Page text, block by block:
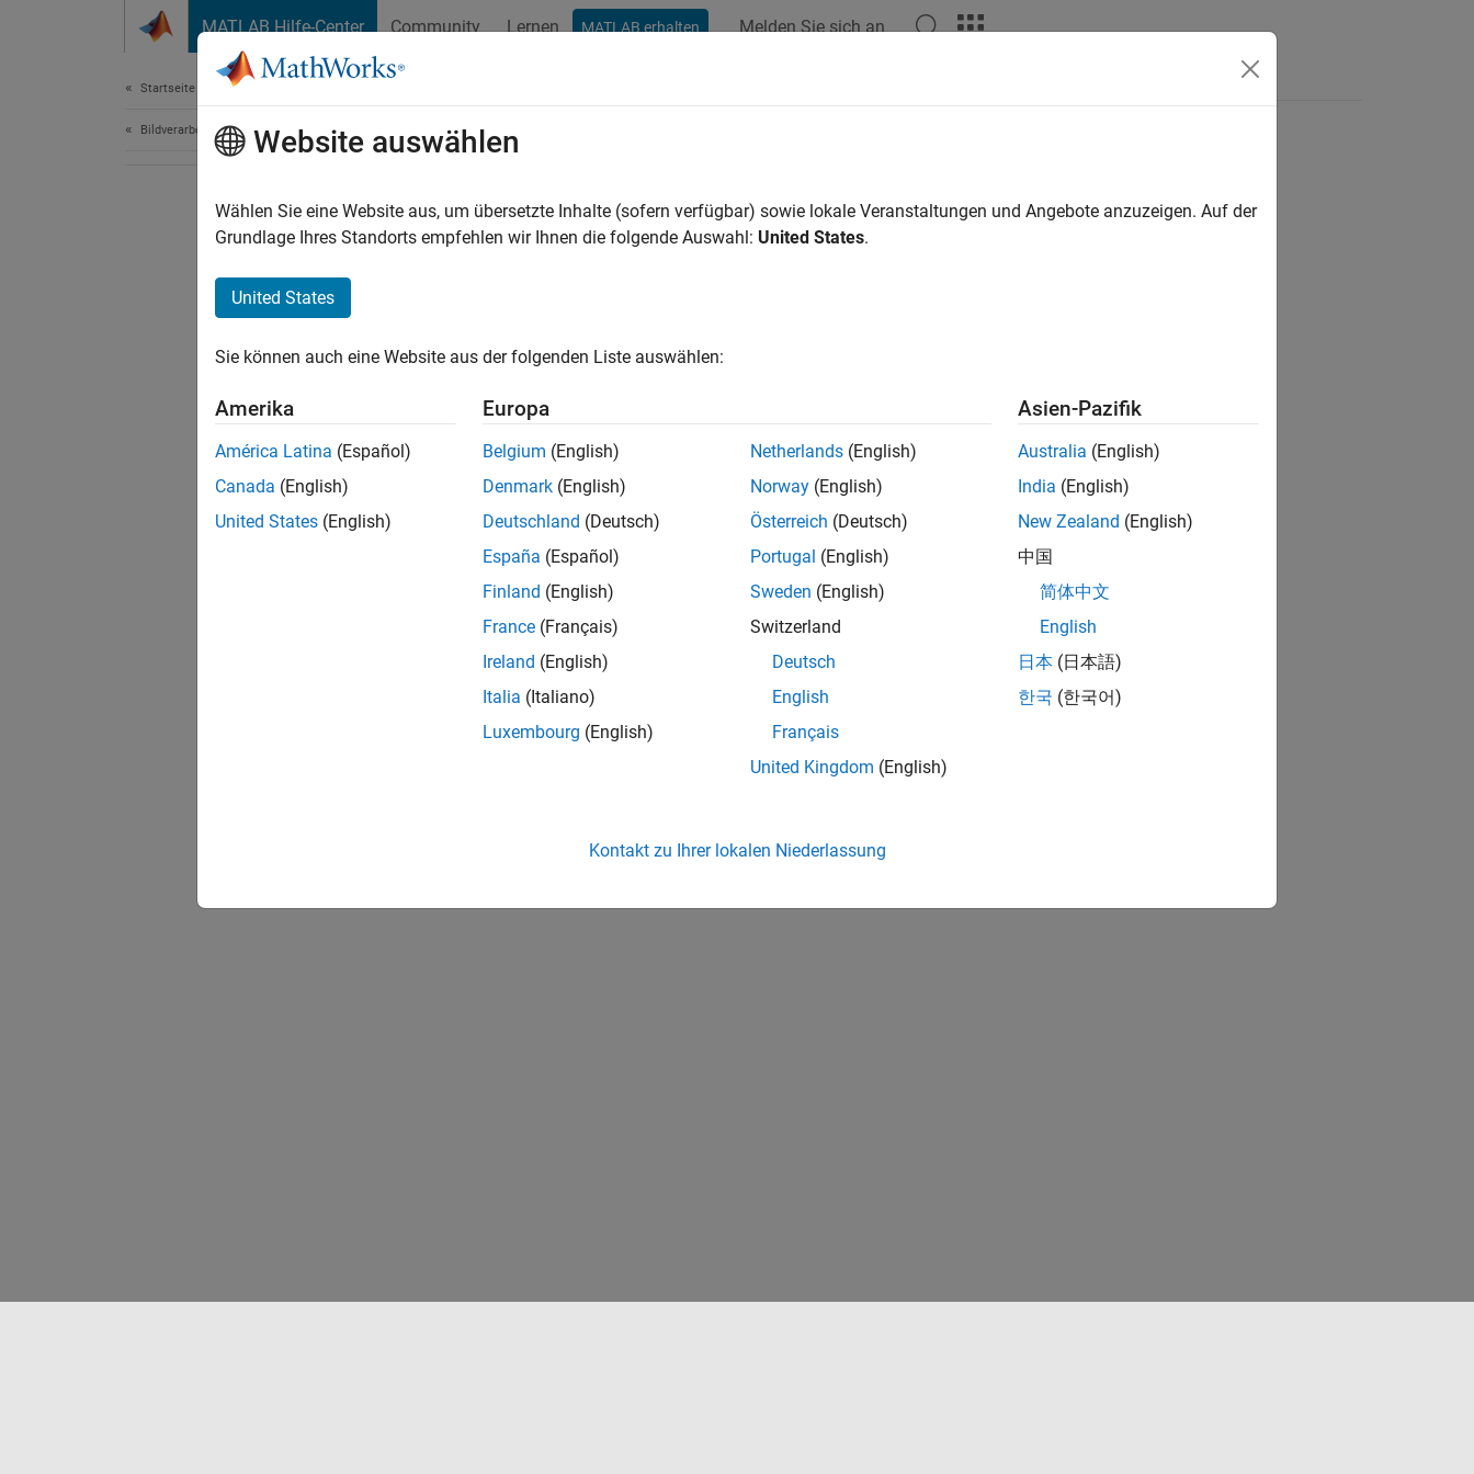
MATLAB Hilfe-Center Community Lernen MATLAB erhalten Melden Sie sich an
Startseite der Dokumentation
Bildverarbeitung und Computer Vision
How useful was this information?
Website auswählen
Wählen Sie eine Website aus, um übersetzte Inhalte (sofern verfügbar) sowie lokale Veranstaltungen und Angebote anzuzeigen. Auf der
Grundlage Ihres Standorts empfehlen wir Ihnen die folgende Auswahl: United States.
United States
Sie können auch eine Website aus der folgenden Liste auswählen:
Amerika
América Latina (Español)
Canada (English)
United States (English)
Europa
Belgium (English)
Denmark (English)
Deutschland (Deutsch)
España (Español)
Finland (English)
France (Français)
Ireland (English)
Italia (Italiano)
Luxembourg (English)
Netherlands (English)
Norway (English)
Österreich (Deutsch)
Portugal (English)
Sweden (English)
Switzerland
Deutsch
English
Français
United Kingdom (English)
Asien-Pazifik
Australia (English)
India (English)
New Zealand (English)
中国
简体中文
English
日本 (日本語)
한국 (한국어)
Kontakt zu Ihrer lokalen Niederlassung